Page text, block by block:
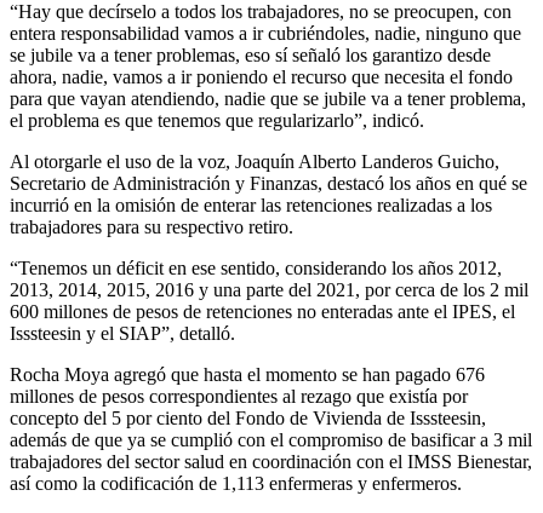
“Hay que decírselo a todos los trabajadores, no se preocupen, con
entera responsabilidad vamos a ir cubriéndoles, nadie, ninguno que
se jubile va a tener problemas, eso sí señaló los garantizo desde
ahora, nadie, vamos a ir poniendo el recurso que necesita el fondo
para que vayan atendiendo, nadie que se jubile va a tener problema,
el problema es que tenemos que regularizarlo”, indicó.
Al otorgarle el uso de la voz, Joaquín Alberto Landeros Guicho,
Secretario de Administración y Finanzas, destacó los años en qué se
incurrió en la omisión de enterar las retenciones realizadas a los
trabajadores para su respectivo retiro.
“Tenemos un déficit en ese sentido, considerando los años 2012,
2013, 2014, 2015, 2016 y una parte del 2021, por cerca de los 2 mil
600 millones de pesos de retenciones no enteradas ante el IPES, el
Isssteesin y el SIAP”, detalló.
Rocha Moya agregó que hasta el momento se han pagado 676
millones de pesos correspondientes al rezago que existía por
concepto del 5 por ciento del Fondo de Vivienda de Isssteesin,
además de que ya se cumplió con el compromiso de basificar a 3 mil
trabajadores del sector salud en coordinación con el IMSS Bienestar,
así como la codificación de 1,113 enfermeras y enfermeros.